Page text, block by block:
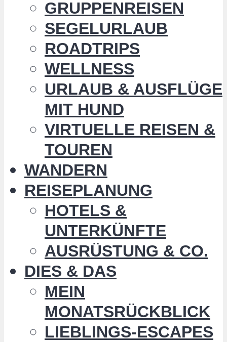
GRUPPENREISEN
SEGELURLAUB
ROADTRIPS
WELLNESS
URLAUB & AUSFLÜGE
MIT HUND
VIRTUELLE REISEN &
TOUREN
WANDERN
REISEPLANUNG
HOTELS &
UNTERKÜNFTE
AUSRÜSTUNG & CO.
DIES & DAS
MEIN
MONATSRÜCKBLICK
LIEBLINGS-ESCAPES